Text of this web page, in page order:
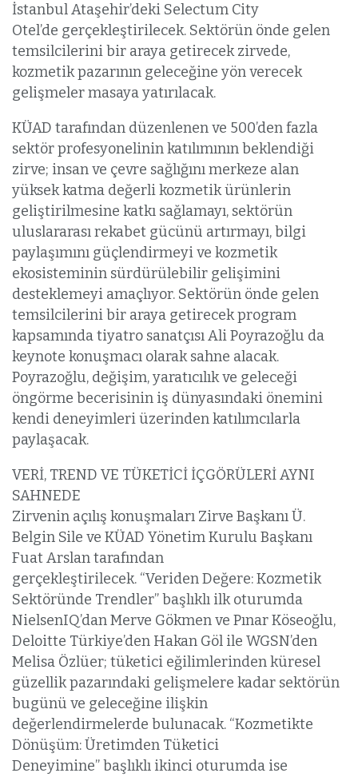
İstanbul Ataşehir’deki Selectum City
Otel’de gerçekleştirilecek. Sektörün önde gelen
temsilcilerini bir araya getirecek zirvede,
kozmetik pazarının geleceğine yön verecek
gelişmeler masaya yatırılacak.
KÜAD tarafından düzenlenen ve 500’den fazla
sektör profesyonelinin katılımının beklendiği
zirve; insan ve çevre sağlığını merkeze alan
yüksek katma değerli kozmetik ürünlerin
geliştirilmesine katkı sağlamayı, sektörün
uluslararası rekabet gücünü artırmayı, bilgi
paylaşımını güçlendirmeyi ve kozmetik
ekosisteminin sürdürülebilir gelişimini
desteklemeyi amaçlıyor. Sektörün önde gelen
temsilcilerini bir araya getirecek program
kapsamında tiyatro sanatçısı Ali Poyrazoğlu da
keynote konuşmacı olarak sahne alacak.
Poyrazoğlu, değişim, yaratıcılık ve geleceği
öngörme becerisinin iş dünyasındaki önemini
kendi deneyimleri üzerinden katılımcılarla
paylaşacak.
VERİ, TREND VE TÜKETİCİ İÇGÖRÜLERİ AYNI
SAHNEDE
Zirvenin açılış konuşmaları Zirve Başkanı Ü.
Belgin Sile ve KÜAD Yönetim Kurulu Başkanı
Fuat Arslan tarafından
gerçekleştirilecek. “Veriden Değere: Kozmetik
Sektöründe Trendler” başlıklı ilk oturumda
NielsenIQ’dan Merve Gökmen ve Pınar Köseoğlu,
Deloitte Türkiye’den Hakan Göl ile WGSN’den
Melisa Özlüer; tüketici eğilimlerinden küresel
güzellik pazarındaki gelişmelere kadar sektörün
bugünü ve geleceğine ilişkin
değerlendirmelerde bulunacak. “Kozmetikte
Dönüşüm: Üretimden Tüketici
Deneyimine” başlıklı ikinci oturumda ise